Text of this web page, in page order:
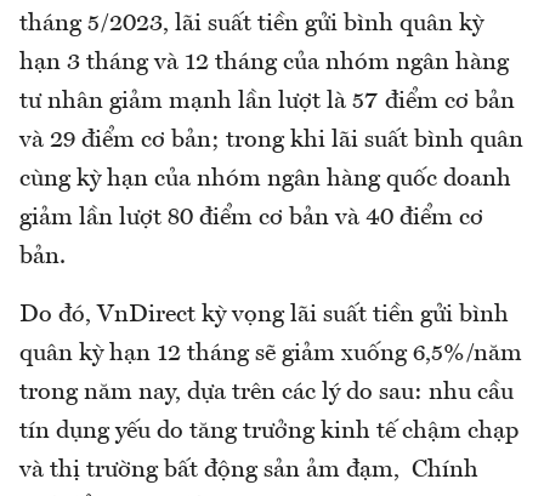
tháng 5/2023, lãi suất tiền gửi bình quân kỳ
hạn 3 tháng và 12 tháng của nhóm ngân hàng
tư nhân giảm mạnh lần lượt là 57 điểm cơ bản
và 29 điểm cơ bản; trong khi lãi suất bình quân
cùng kỳ hạn của nhóm ngân hàng quốc doanh
giảm lần lượt 80 điểm cơ bản và 40 điểm cơ
bản.
Do đó, VnDirect kỳ vọng lãi suất tiền gửi bình
quân kỳ hạn 12 tháng sẽ giảm xuống 6,5%/năm
trong năm nay, dựa trên các lý do sau: nhu cầu
tín dụng yếu do tăng trưởng kinh tế chậm chạp
và thị trường bất động sản ảm đạm, Chính